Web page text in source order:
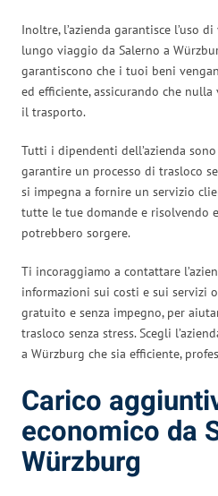
Inoltre, l’azienda garantisce l’uso
lungo viaggio da Salerno a
garantiscono che i tuoi beni
ed efficiente, assicurando che
il trasporto.
Tutti i dipendenti dell’azienda
garantire un processo di trasloco
si impegna a fornire un servizio
tutte le tue domande e risolvendo
potrebbero sorgere.
Ti incoraggiamo a contattare
informazioni sui costi e sui servizi
gratuito e senza impegno, per
trasloco senza stress. Scegli
a Würzburg che sia efficiente,
Carico
economico da
Würzburg